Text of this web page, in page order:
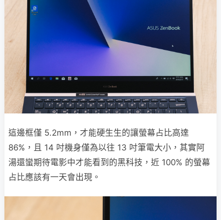
這邊框僅 5.2mm，才能硬生生的讓螢幕占比高達
86%，且 14 吋機身僅為以往 13 吋筆電大小，其實阿
湯還蠻期待電影中才能看到的黑科技，近 100% 的螢幕
占比應該有一天會出現。